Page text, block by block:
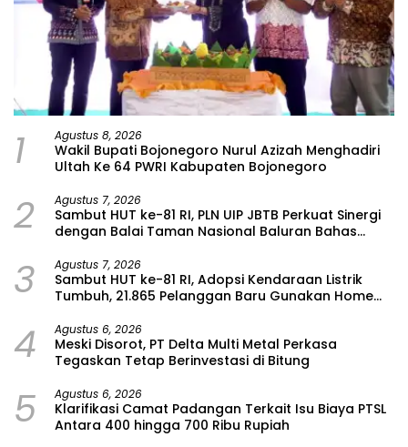
1 Agustus 8, 2026
Wakil Bupati Bojonegoro Nurul Azizah Menghadiri
Ultah Ke 64 PWRI Kabupaten Bojonegoro
2 Agustus 7, 2026
Sambut HUT ke-81 RI, PLN UIP JBTB Perkuat Sinergi
dengan Balai Taman Nasional Baluran Bahas
Watudodol/Kalipuro
3 Agustus 7, 2026
Sambut HUT ke-81 RI, Adopsi Kendaraan Listrik
Tumbuh, 21.865 Pelanggan Baru Gunakan Home
4 Agustus 6, 2026
Meski Disorot, PT Delta Multi Metal Perkasa
Tegaskan Tetap Berinvestasi di Bitung
5 Agustus 6, 2026
Klarifikasi Camat Padangan Terkait Isu Biaya PTSL
Antara 400 hingga 700 Ribu Rupiah